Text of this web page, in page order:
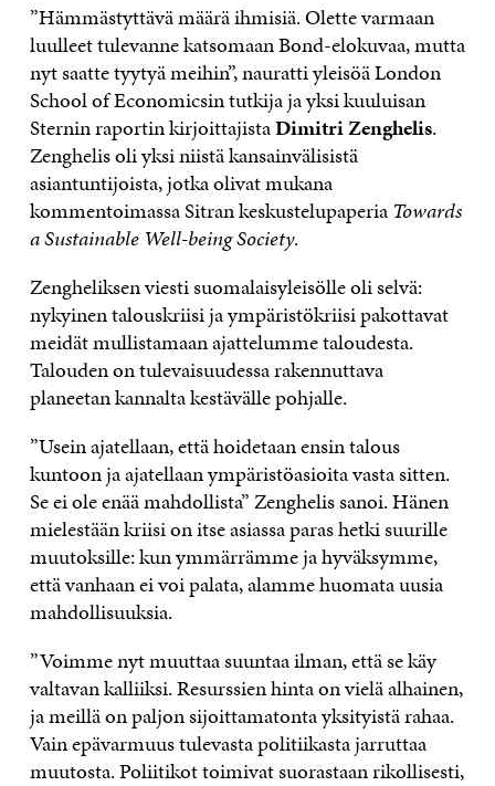
”Hämmästyttävä määrä ihmisiä. Olette varmaan
luulleet tulevanne katsomaan Bond-elokuvaa, mutta
nyt saatte tyytyä meihin”, nauratti yleisöä London
School of Economicsin tutkija ja yksi kuuluisan
Sternin raportin kirjoittajistaDimitri Zenghelis.
Zenghelis oli yksi niistä kansainvälisistä
asiantuntijoista, jotka olivat mukana
kommentoimassa Sitran keskustelupaperiaTowards
a Sustainable Well-being Society.
Zengheliksen viesti suomalaisyleisölle oli selvä:
nykyinen talouskriisi ja ympäristökriisi pakottavat
meidät mullistamaan ajattelumme taloudesta.
Talouden on tulevaisuudessa rakennuttava
planeetan kannalta kestävälle pohjalle.
”Usein ajatellaan, että hoidetaan ensin talous
kuntoon ja ajatellaan ympäristöasioita vasta sitten.
Se ei ole enää mahdollista” Zenghelis sanoi. Hänen
mielestään kriisi on itse asiassa paras hetki suurille
muutoksille: kun ymmärrämme ja hyväksymme,
että vanhaan ei voi palata, alamme huomata uusia
mahdollisuuksia.
”Voimme nyt muuttaa suuntaa ilman, että se käy
valtavan kalliiksi. Resurssien hinta on vielä alhainen,
ja meillä on paljon sijoittamatonta yksityistä rahaa.
Vain epävarmuus tulevasta politiikasta jarruttaa
muutosta. Poliitikot toimivat suorastaan rikollisesti,